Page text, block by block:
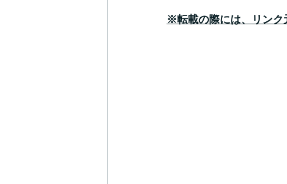
※転載の際には、リン